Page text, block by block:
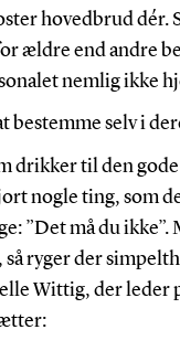
hovedbrud dér.
ældre end andre
nemlig ikke
bestemme selv i
drikker til den
nogle ting, som
”Det må du ikke”.
så ryger der
Wittig, der leder